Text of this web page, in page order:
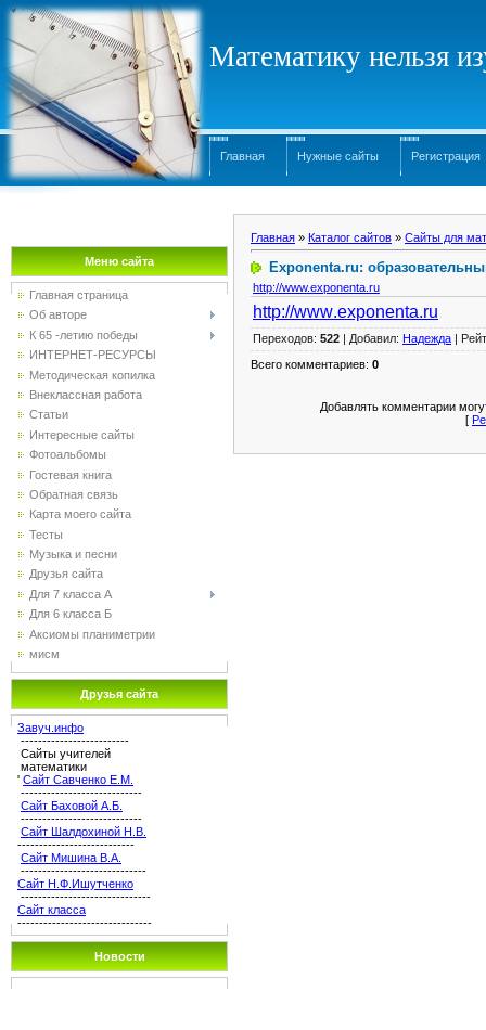
Математику нельзя
Главная Нужные сайты Регистрация
Меню сайта
Главная страница
Об авторе
К 65 -летию победы
ИНТЕРНЕТ-РЕСУРСЫ
Методическая копилка
Внеклассная работа
Статьи
Интересные сайты
Фотоальбомы
Гостевая книга
Обратная связь
Карта моего сайта
Тесты
Музыка и песни
Друзья сайта
Для 7 класса А
Для 6 класса Б
Аксиомы планиметрии
мисм
Друзья сайта
Завуч.инфо
-------------------------
Сайты учителей
математики
' Сайт Савченко Е.М.
----------------------------
Сайт Баховой А.Б.
----------------------------
Сайт Шалдохиной Н.В.
---------------------------
Сайт Мишина В.А.
-----------------------------
Сайт Н.Ф.Ишутченко
------------------------------
Сайт класса
-------------------------------
Новости
Главная » Каталог сайтов » Сайты для
Exponenta.ru:
http://www.exponenta.ru
http://www.exponenta.ru
Переходов: 522 | Добавил: Надежда |
Всего комментариев: 0
Добавлять комментарии
[